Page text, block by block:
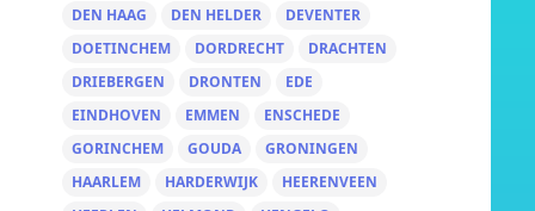
DEN HAAG
DEN HELDER
DEVENTER
DOETINCHEM
DORDRECHT
DRACHTEN
DRIEBERGEN
DRONTEN
EDE
EINDHOVEN
EMMEN
ENSCHEDE
GORINCHEM
GOUDA
GRONINGEN
HAARLEM
HARDERWIJK
HEERENVEEN